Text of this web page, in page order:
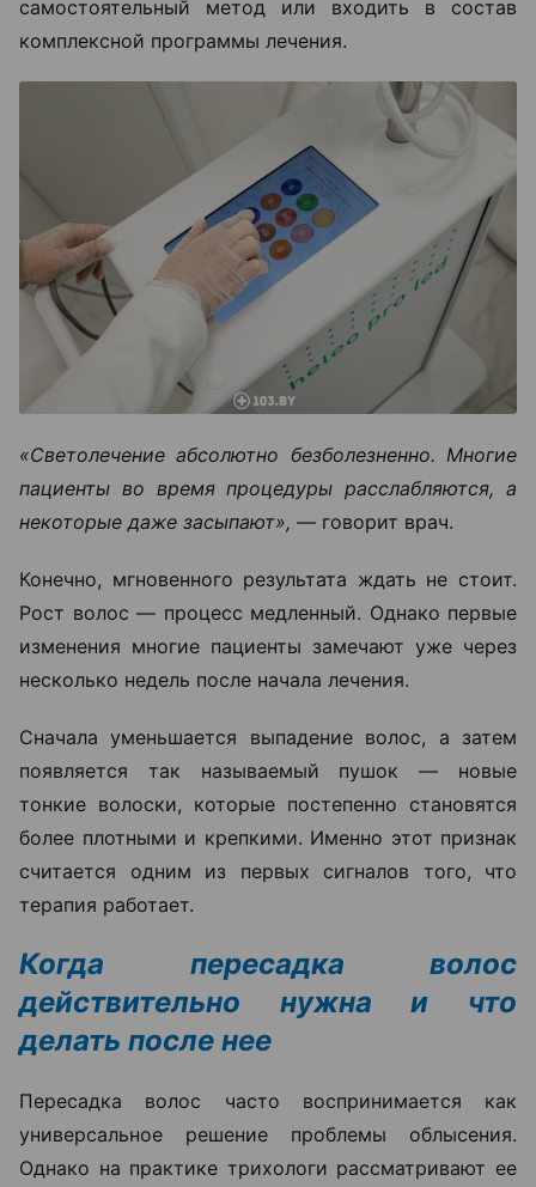
самостоятельный метод или входить в состав
комплексной программы лечения.
«Светолечение абсолютно безболезненно. Многие
пациенты во время процедуры расслабляются, а
некоторые даже засыпают», — говорит врач.
Конечно, мгновенного результата ждать не стоит.
Рост волос — процесс медленный. Однако первые
изменения многие пациенты замечают уже через
несколько недель после начала лечения.
Сначала уменьшается выпадение волос, а затем
появляется так называемый пушок — новые
тонкие волоски, которые постепенно становятся
более плотными и крепкими. Именно этот признак
считается одним из первых сигналов того, что
терапия работает.
Когда пересадка волос
действительно нужна и что
делать после нее
Пересадка волос часто воспринимается как
универсальное решение проблемы облысения.
Однако на практике трихологи рассматривают ее